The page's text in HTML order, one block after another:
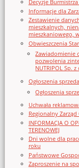
Decyzje
Informacje dla
Zestawienie
mieszkalnych,
mieszkaniowego,
Obwieszczenia
Zawiadomienie
pozwolenia
NUTRIPOL Sp. z
Ogłoszenia
Ogłoszenia
Uchwała
Regionalny
INFORMACJA O
TERENOWEJ
Dni wolne dla
roku
Państwowe
Zaproszenie na